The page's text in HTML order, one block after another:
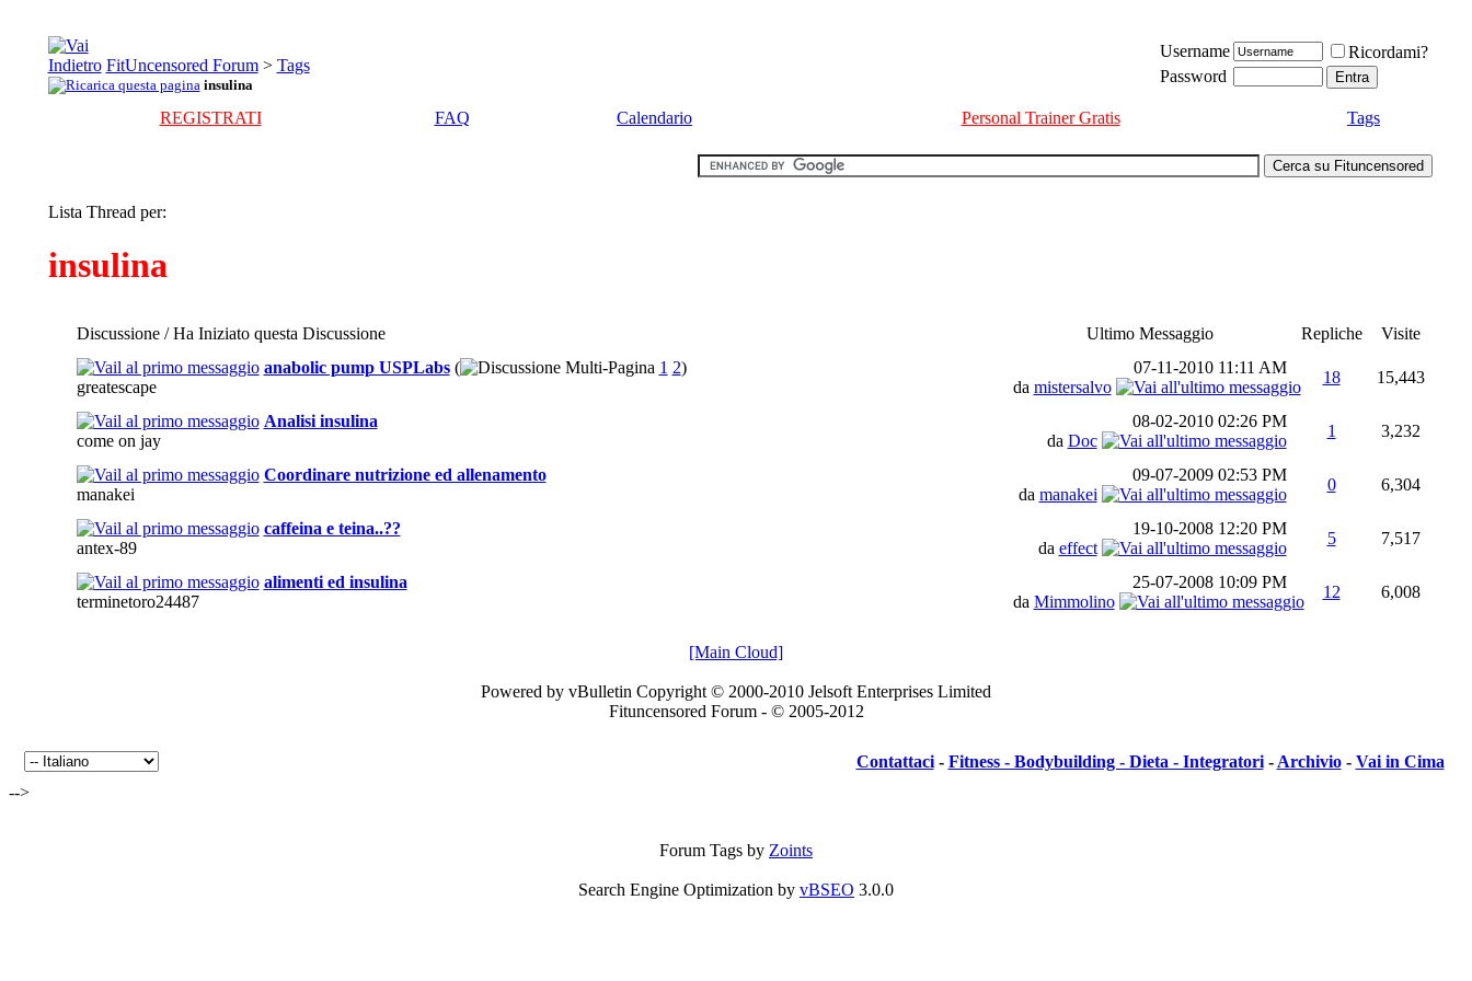
FitUncensored Forum > Tags
insulina
Username
Ricordami?
Password
REGISTRATI FAQ Calendario Personal Trainer Gratis Tags
Lista Thread per:
insulina
Discussione / Ha Iniziato questa Discussione Ultimo Messaggio Repliche
Visite
anabolic pump USPLabs ( 1 2)
greatescape
07-11-2010 11:11 AM
da mistersalvo
18 15,443
Analisi insulina
come on jay
08-02-2010 02:26 PM
da Doc
1 3,232
Coordinare nutrizione ed allenamento
manakei
09-07-2009 02:53 PM
da manakei
0 6,304
caffeina e teina..??
antex-89
19-10-2008 12:20 PM
da effect
5 7,517
alimenti ed insulina
terminetoro24487
25-07-2008 10:09 PM
da Mimmolino
12 6,008
[Main Cloud]
Powered by vBulletin Copyright © 2000-2010 Jelsoft Enterprises Limited
Fituncensored Forum - © 2005-2012
Contattaci- Fitness - Bodybuilding - Dieta - Integratori- Archivio- Vai in Cima
-->
Forum Tags by Zoints
Search Engine Optimization by vBSEO 3.0.0